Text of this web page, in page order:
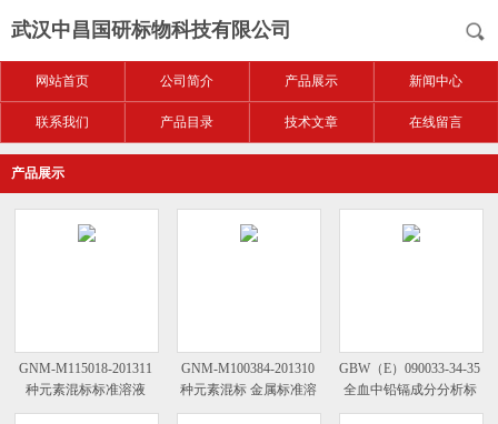
武汉中昌国研标物科技有限公司
网站首页 公司简介 产品展示 新闻中心
联系我们 产品目录 技术文章 在线留言
产品展示
GNM-M115018-201311
种元素混标标准溶液
ICP金属标液
GNM-M100384-201310
种元素混标 金属标准溶
液
GBW（E）090033-34-35
全血中铅镉成分分析标
准物质 质控样套装